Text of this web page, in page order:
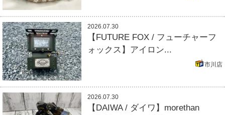
2026.07.30
【FUTURE FOX / フューチャーフ
ォックス】アイロン...
市川店
2026.07.30
【DAIWA / ダイワ】morethan